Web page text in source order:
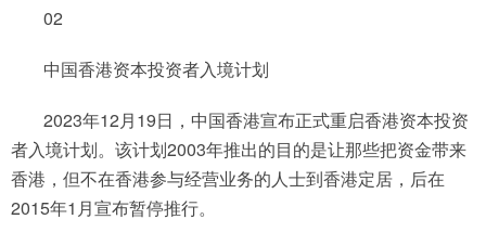
02
中国香港资本投资者入境计划
2023年12月19日，中国香港宣布正式重启香港资本投资
者入境计划。该计划2003年推出的目的是让那些把资金带来
香港，但不在香港参与经营业务的人士到香港定居，后在
2015年1月宣布暂停推行。